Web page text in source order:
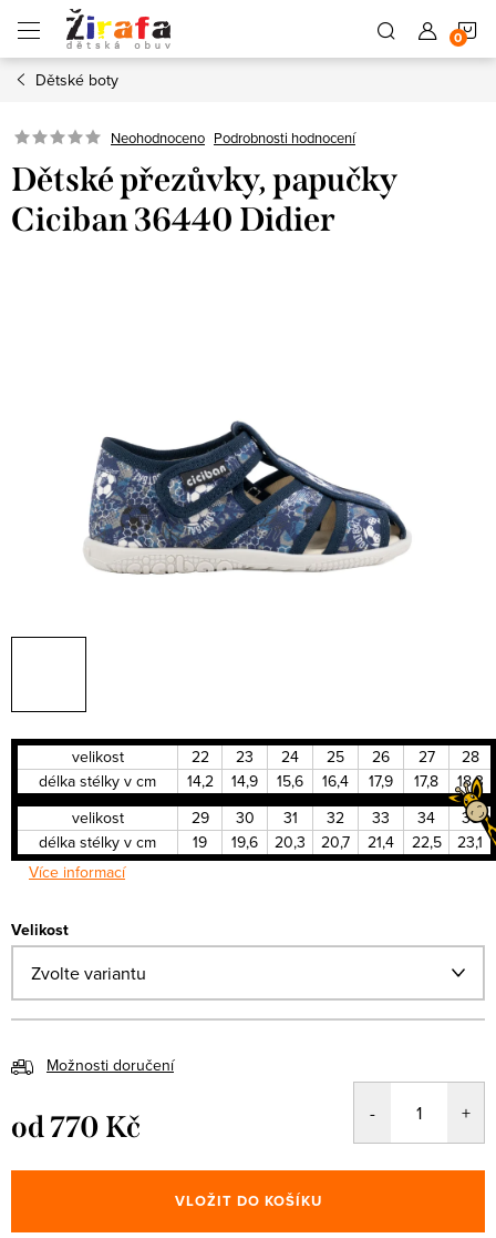
obsah
Dětské boty
Neohodnoceno Podrobnosti hodnocení
Dětské přezůvky, papučky
Ciciban 36440 Didier
velikost 22 23 24 25 26 27
28
délka stélky v cm
14,2 14,9 15,6 16,4 17,9 17,8
18,3
velikost
29 30 31 32 33 34
35
délka stélky v cm
19 19,6 20,3 20,7 21,4 22,5
23,1
Více informací
Velikost
Možnosti doručení
od770 Kč
cena:
VLOŽIT DO KOŠÍKU